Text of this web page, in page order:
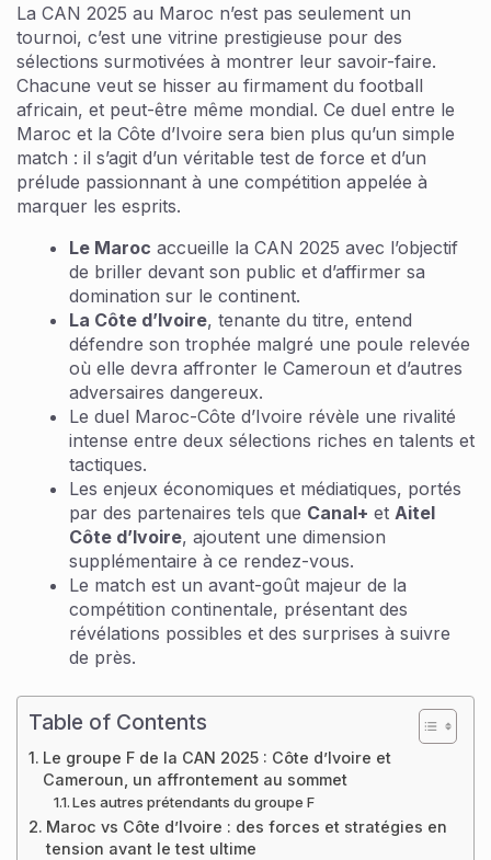
La CAN 2025 au Maroc n’est pas seulement un
tournoi, c’est une vitrine prestigieuse pour des
sélections surmotivées à montrer leur savoir-faire.
Chacune veut se hisser au firmament du football
africain, et peut-être même mondial. Ce duel entre le
Maroc et la Côte d’Ivoire sera bien plus qu’un simple
match : il s’agit d’un véritable test de force et d’un
prélude passionnant à une compétition appelée à
marquer les esprits.
Le Maroc accueille la CAN 2025 avec l’objectif
de briller devant son public et d’affirmer sa
domination sur le continent.
La Côte d’Ivoire, tenante du titre, entend
défendre son trophée malgré une poule relevée
où elle devra affronter le Cameroun et d’autres
adversaires dangereux.
Le duel Maroc-Côte d’Ivoire révèle une rivalité
intense entre deux sélections riches en talents et
tactiques.
Les enjeux économiques et médiatiques, portés
par des partenaires tels que Canal+ et Aitel
Côte d’Ivoire, ajoutent une dimension
supplémentaire à ce rendez-vous.
Le match est un avant-goût majeur de la
compétition continentale, présentant des
révélations possibles et des surprises à suivre
de près.
Table of Contents
Le groupe F de la CAN 2025 : Côte d’Ivoire et
Cameroun, un affrontement au sommet
Les autres prétendants du groupe F
Maroc vs Côte d’Ivoire : des forces et stratégies en
tension avant le test ultime